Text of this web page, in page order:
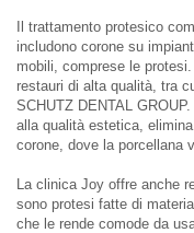
Il trattamento protesico
includono corone su
mobili, comprese le
restauri di alta qualità, tra
SCHUTZ DENTAL
alla qualità estetica,
corone, dove la porcellana
La clinica Joy offre anche
sono protesi fatte di
che le rende comode da